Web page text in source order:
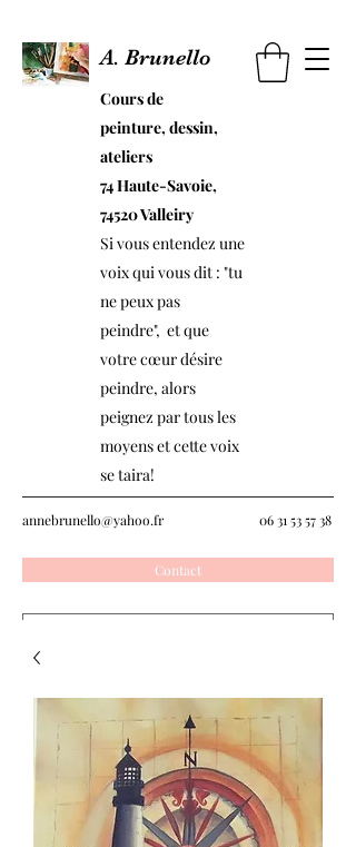
A. Brunello
Cours de
peinture, dessin,
ateliers
74 Haute-Savoie,
74520 Valleiry
Si vous entendez une
voix qui vous dit : "tu
ne peux pas
peindre", et que
votre cœur désire
peindre, alors
peignez par tous les
moyens et cette voix
se taira!
annebrunello@yahoo.fr 06 31 53 57 38
Contact